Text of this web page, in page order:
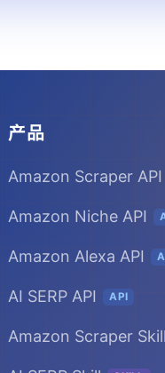
产品
Amazon Scraper API
Amazon Niche API
Amazon Alexa API
AI SERP API API
Amazon Scraper Skill